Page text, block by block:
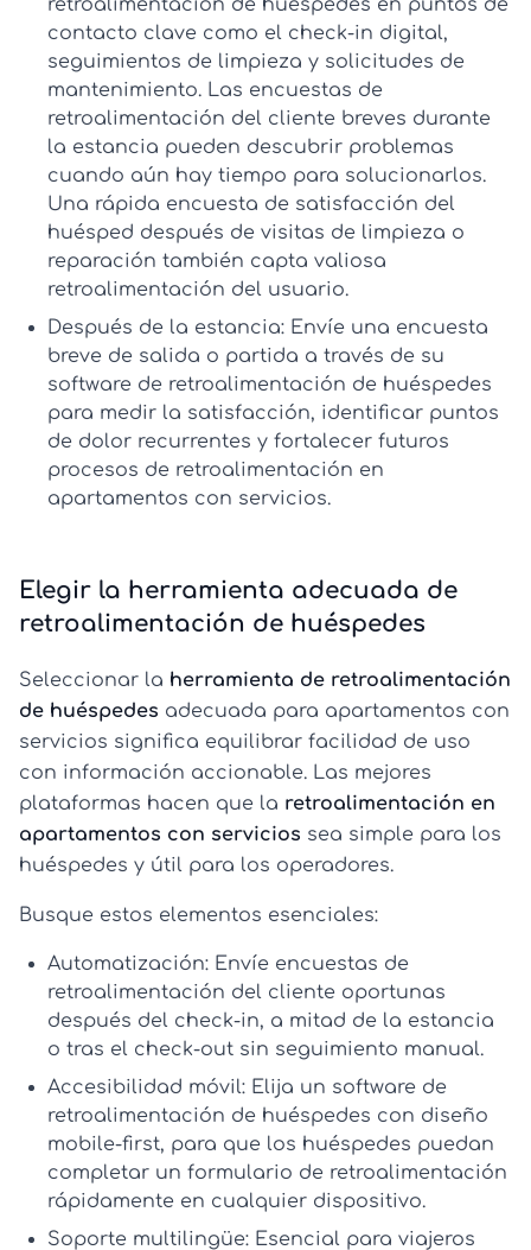
contacto clave como el check-in digital,
seguimientos de limpieza y solicitudes de
mantenimiento. Las encuestas de
retroalimentación del cliente breves durante
la estancia pueden descubrir problemas
cuando aún hay tiempo para solucionarlos.
Una rápida encuesta de satisfacción del
huésped después de visitas de limpieza o
reparación también capta valiosa
retroalimentación del usuario.
Después de la estancia: Envíe una encuesta
breve de salida o partida a través de su
software de retroalimentación de huéspedes
para medir la satisfacción, identificar puntos
de dolor recurrentes y fortalecer futuros
procesos de retroalimentación en
apartamentos con servicios.
Elegir la herramienta adecuada de
retroalimentación de huéspedes
Seleccionar la herramienta de retroalimentación
de huéspedes adecuada para apartamentos con
servicios significa equilibrar facilidad de uso
con información accionable. Las mejores
plataformas hacen que la retroalimentación en
apartamentos con servicios sea simple para los
huéspedes y útil para los operadores.
Busque estos elementos esenciales:
Automatización: Envíe encuestas de
retroalimentación del cliente oportunas
después del check-in, a mitad de la estancia
o tras el check-out sin seguimiento manual.
Accesibilidad móvil: Elija un software de
retroalimentación de huéspedes con diseño
mobile-first, para que los huéspedes puedan
completar un formulario de retroalimentación
rápidamente en cualquier dispositivo.
Soporte multilingüe: Esencial para viajeros